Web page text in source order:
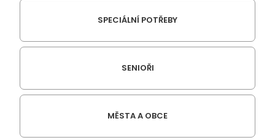
SPECIÁLNÍ POTŘEBY
SENIOŘI
MĚSTA A OBCE